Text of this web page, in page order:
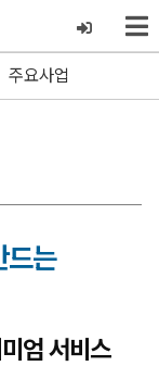
주요사업
드는
엄 서비스